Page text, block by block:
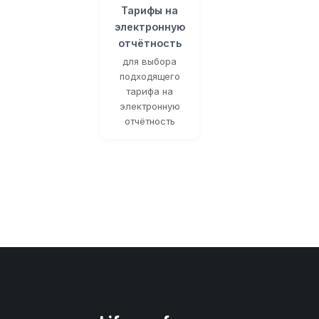
Тарифы на
электронную
отчётность
для выбора
подходящего
тарифа на
электронную
отчётность